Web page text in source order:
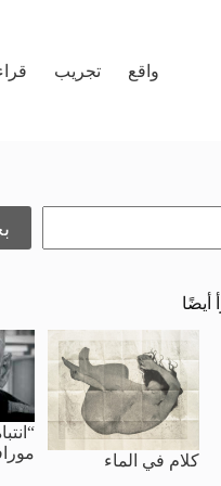
واقع
تجريب
أيضًا
كلام في الماء